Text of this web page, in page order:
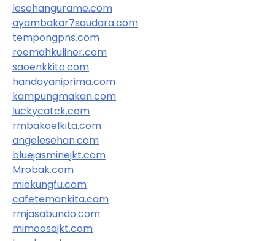
lesehangurame.com
ayambakar7saudara.com
tempongpns.com
roemahkuliner.com
saoenkkito.com
handayaniprima.com
kampungmakan.com
luckycatck.com
rmbakoelkita.com
angelesehan.com
bluejasminejkt.com
Mrobak.com
miekungfu.com
cafetemankita.com
rmjasabundo.com
mimoosajkt.com